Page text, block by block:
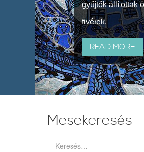
gyűjtők állítottak
fivérek.
READ MORE
Mesekeresés